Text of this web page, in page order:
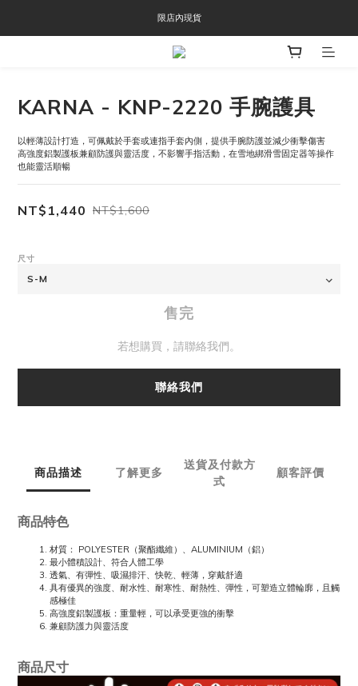
OOFOS週年慶限時8折優惠
限店內現貨
OOFOS週年慶限時8折優惠
KARNA - KNP-2220 手腕護具
以輕薄設計打造，可佩戴於手套或連指手套內側，提供手腕防護並減少衝擊傷害
高強度鋁製護板兼顧防護與靈活度，不影響手指活動，在雪地綁滑雪固定器等操作
也能靈活順暢
NT$1,440 NT$1,600
尺寸
售完
若想購買，請聯絡我們。
聯絡我們
商品描述 了解更多
送貨及付款方
式
顧客評價
商品特色
材質： POLYESTER（聚酯纖維）、ALUMINIUM（鋁）
最小體積設計、符合人體工學
透氣、有彈性、吸濕排汗、快乾、輕薄，穿戴舒適
具有優異的強度、耐水性、耐寒性、耐熱性、彈性，可塑造立體輪廓，且觸
感極佳
高強度鋁製護板：重量輕，可以承受更強的衝擊
兼顧防護力與靈活度
商品尺寸